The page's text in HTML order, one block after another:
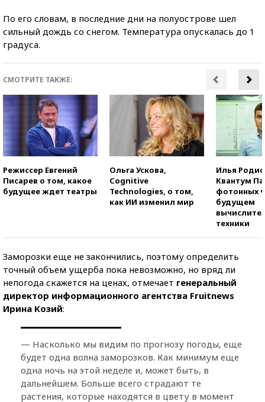
По его словам, в последние дни на полуострове шел
сильный дождь со снегом. Температура опускалась до 1
градуса.
СМОТРИТЕ ТАКЖЕ:
Режиссер Евгений
Писарев о том, какое
будущее ждет театры
Ольга Ускова,
Cognitive
Technologies, о том,
как ИИ изменил мир
Илья
Квантум
фотонных
будущем
техники
Заморозки еще не закончились, поэтому определить
точный объем ущерба пока невозможно, но вряд ли
непогода скажется на ценах, отмечает генеральный
директор информационного агентства Fruitnews
Ирина Козий:
— Насколько мы видим по прогнозу погоды, еще
будет одна волна заморозков. Как минимум еще
одна ночь на этой неделе и, может быть, в
дальнейшем. Больше всего страдают те
растения, которые находятся в цвету в момент